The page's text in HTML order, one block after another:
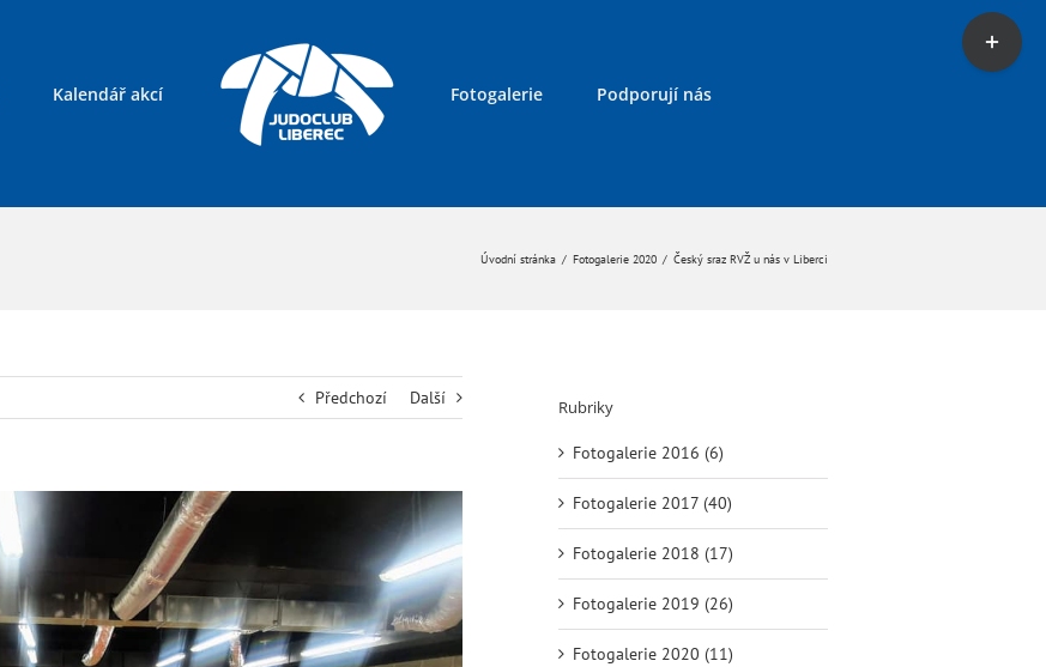
Kalendář akcí Fotogalerie Podporují nás
Úvodní stránka / Fotogalerie 2020 / Český sraz RVŽ u nás v Liberci
Předchozí Další Rubriky
Fotogalerie 2016 (6)
Fotogalerie 2017 (40)
Fotogalerie 2018 (17)
Fotogalerie 2019 (26)
Fotogalerie 2020 (11)
Toggle
Sliding
Bar